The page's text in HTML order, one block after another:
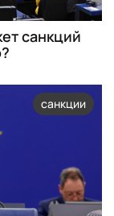
санкций
санкции